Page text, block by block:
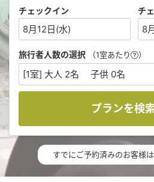
チェックイン
8月12日(水)
チ
8
旅行者人数の選択 （1室あたり ）
[1室] 大人 2名 子供 0名
プランを検
すでにご予約済みのお客様